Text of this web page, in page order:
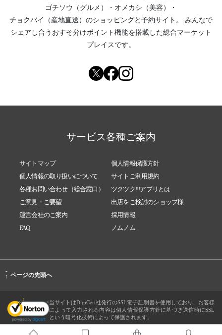
ゴチソウ（グルメ）
・ オメカシ（美容）
・
チョクバイ（産地直送） のショッピングと予約サイト。
みんなで
シェアし合う おすそ分けポイント機能を搭載した総合マーケット
プレイスです。
サービス各種ご案内
サイトマップ
個人情報保護方針
個人情報の取り扱いについて
サイトご利用規約
各種お問い合わせ（総合窓口）
ツクツク!!!アプリとは
ご意見・ご要望
出店をご検討のショップ様
運営会社のご案内
採用情報
FAQ
ノムノム
-
↑ ページの先頭へ
当サイトはDigiCert社発行のSSL電子証明書を使用しており、お客様
によって入力される内容は個人情報保護方針に基づき送信時にSSL
という暗号化技術によって保護されます。